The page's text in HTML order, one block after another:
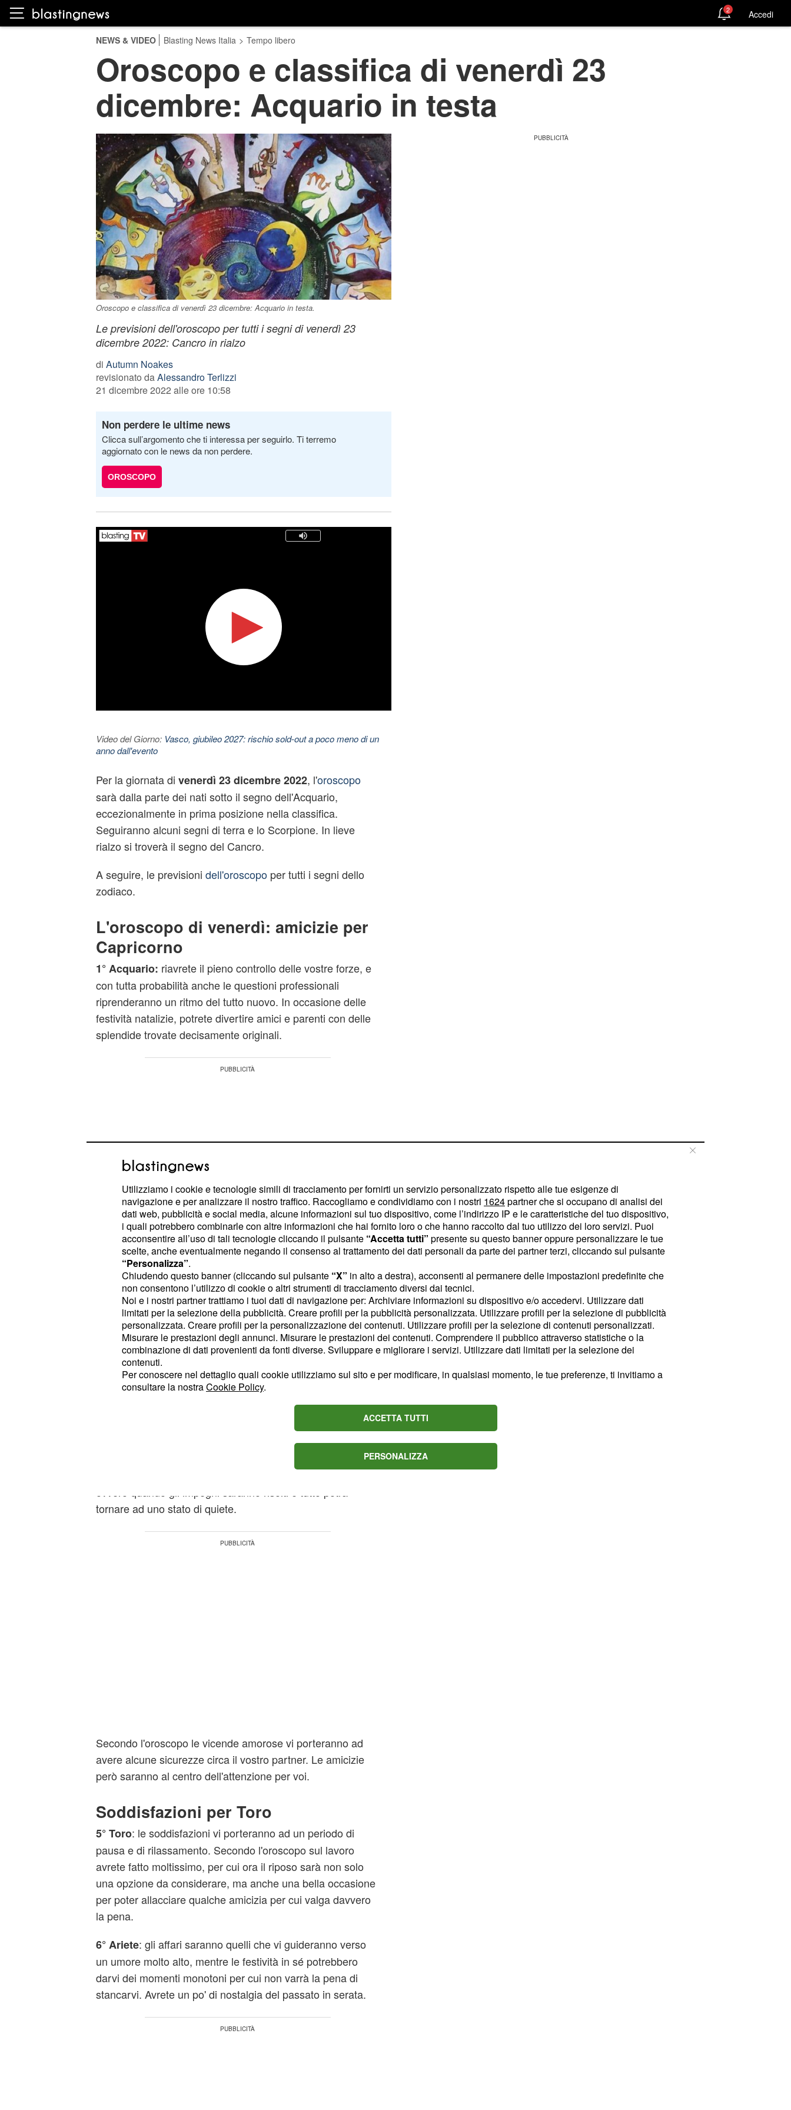
2 Accedi
NEWS & VIDEO Blasting News Italia > Tempo libero
Oroscopo e classifica di venerdì 23
dicembre: Acquario in testa
Oroscopo e classifica di venerdì 23 dicembre: Acquario in testa.
Le previsioni dell'oroscopo per tutti i segni di venerdì 23
dicembre 2022: Cancro in rialzo
di Autumn Noakes
revisionato daAlessandro Terlizzi
21 dicembre 2022 alle ore 10:58
Non perdere le ultime news
Clicca sull’argomento che ti interessa per seguirlo. Ti terremo
aggiornato con le news da non perdere.
OROSCOPO
Video del Giorno: Vasco, giubileo 2027: rischio sold-out a poco meno di un
anno dall'evento
Per la giornata di venerdì 23 dicembre 2022, l'oroscopo
sarà dalla parte dei nati sotto il segno dell'Acquario,
eccezionalmente in prima posizione nella classifica.
Seguiranno alcuni segni di terra e lo Scorpione. In lieve
rialzo si troverà il segno del Cancro.
A seguire, le previsioni dell'oroscopoper tutti i segni dello
zodiaco.
L'oroscopo di venerdì: amicizie per
Capricorno
1° Acquario: riavrete il pieno controllo delle vostre forze, e
con tutta probabilità anche le questioni professionali
riprenderanno un ritmo del tutto nuovo. In occasione delle
festività natalizie, potrete divertire amici e parenti con delle
splendide trovate decisamente originali.
2° Capricorno: fare delle amicizie in questo momento
significherà avere dei supporti validi che riescano a non
deludervi e a stare sempre al vostro fianco. Probabilmente
nuovi amici saranno dei regali molto più belli delle cose
materiali, in questo momento.
3° Scorpione:
momento. Probabilmente l'atmosfera dell'Antivigilia vi
renderà non solo più rilassati ma anche più gentili. Potrete
cibo. La serata potrebbe regalarvi dei momenti molto
: le sorprese vi attenderanno nel pomeriggio,
tornare ad uno stato di quiete.
Secondo l'oroscopo le vicende amorose vi porteranno ad
avere alcune sicurezze circa il vostro partner. Le amicizie
però saranno al centro dell'attenzione per voi.
Soddisfazioni per Toro
5° Toro: le soddisfazioni vi porteranno ad un periodo di
pausa e di rilassamento. Secondo l'oroscopo sul lavoro
avrete fatto moltissimo, per cui ora il riposo sarà non solo
una opzione da considerare, ma anche una bella occasione
per poter allacciare qualche amicizia per cui valga davvero
la pena.
6° Ariete: gli affari saranno quelli che vi guideranno verso
un umore molto alto, mentre le festività in sé potrebbero
darvi dei momenti monotoni per cui non varrà la pena di
stancarvi. Avrete un po' di nostalgia del passato in serata.
Utilizziamo i cookie e tecnologie simili di tracciamento per fornirti un servizio personalizzato rispetto alle tue esigenze di
navigazione e per analizzare il nostro traffico. Raccogliamo e condividiamo con i nostri 1624partner che si occupano di analisi dei
dati web, pubblicità e social media, alcune informazioni sul tuo dispositivo, come l’indirizzo IP e le caratteristiche del tuo dispositivo,
i quali potrebbero combinarle con altre informazioni che hai fornito loro o che hanno raccolto dal tuo utilizzo dei loro servizi. Puoi
acconsentire all’uso di tali tecnologie cliccando il pulsante “Accetta tutti” presente su questo banner oppure personalizzare le tue
scelte, anche eventualmente negando il consenso al trattamento dei dati personali da parte dei partner terzi, cliccando sul pulsante
“Personalizza”.
Chiudendo questo banner (cliccando sul pulsante “X” in alto a destra), acconsenti al permanere delle impostazioni predefinite che
non consentono l’utilizzo di cookie o altri strumenti di tracciamento diversi dai tecnici.
Noi e i nostri partner trattiamo i tuoi dati di navigazione per: Archiviare informazioni su dispositivo e/o accedervi. Utilizzare dati
limitati per la selezione della pubblicità. Creare profili per la pubblicità personalizzata. Utilizzare profili per la selezione di pubblicità
personalizzata. Creare profili per la personalizzazione dei contenuti. Utilizzare profili per la selezione di contenuti personalizzati.
Misurare le prestazioni degli annunci. Misurare le prestazioni dei contenuti. Comprendere il pubblico attraverso statistiche o la
combinazione di dati provenienti da fonti diverse. Sviluppare e migliorare i servizi. Utilizzare dati limitati per la selezione dei
contenuti.
Per conoscere nel dettaglio quali cookie utilizziamo sul sito e per modificare, in qualsiasi momento, le tue preferenze, ti invitiamo a
consultare la nostraCookie Policy.
ACCETTA TUTTI
PERSONALIZZA